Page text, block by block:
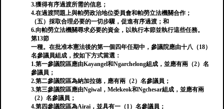
3.獲得有序過渡所需的信息；
4.在過渡問題上與帕勞政治地位委員會和帕勞立法機關合作；
（五）採取合理必要的一切步驟，促進有序過渡；和
6.向帕勞立法機關尋求必要的資金，以執行本節並執行這些任務。
第13節
一種。在批准本憲法後的第一個四年任期中，參議院應由十八（18）
名參議員組成，按如下方式當選：
1.第一參議院區應由Kayangel和Ngarchelong組成，並應有兩（2）名
參議員；
2.第二參議院區為納加拉德，應有兩（2）名參議員；
3.第三參議院區應由Ngiwal，Melekeok和Ngchesar組成，並應有兩
（2）名參議員；
4.第四參議院區為Airai，並具有一（1）名參議員；